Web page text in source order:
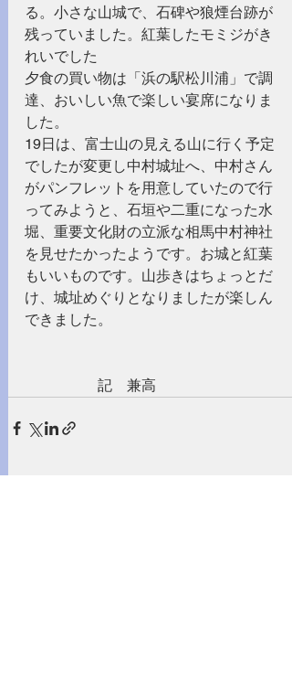
る。小さな山城で、石碑や狼煙台跡が
残っていました。紅葉したモミジがき
れいでした
夕食の買い物は「浜の駅松川浦」で調
達、おいしい魚で楽しい宴席になりま
した。
19日は、富士山の見える山に行く予定
でしたが変更し中村城址へ、中村さん
がパンフレットを用意していたので行
ってみようと、石垣や二重になった水
堀、重要文化財の立派な相馬中村神社
を見せたかったようです。お城と紅葉
もいいものです。山歩きはちょっとだ
け、城址めぐりとなりましたが楽しん
できました。
記　兼高